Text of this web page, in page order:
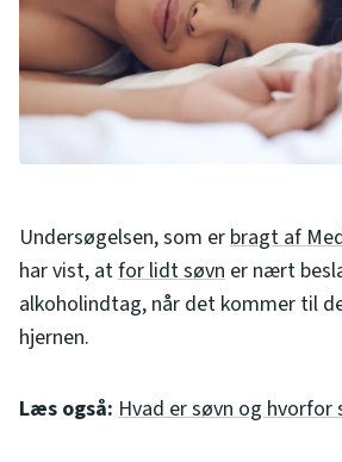
Undersøgelsen, som erbragt af
har vist, atfor lidt søvn er nært
alkoholindtag, når det kommer til
hjernen.
Læs også: Hvad er søvn og hvorfor